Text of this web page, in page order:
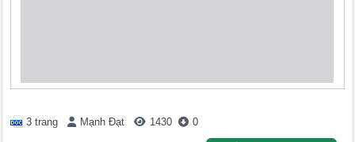
3 trang Mạnh Đạt 1430 0